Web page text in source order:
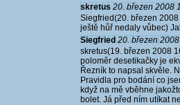
skretus 20. březen 2008
Siegfried(20. březen
ještě hůř nedaly vůbec)
Siegfried 20. březen
skretus(19. březen 2008
poloměr desetikačky je
Řezník to napsal skvěle.
Pravidla pro bodání co
když na mě vběhne
bolet. Já před ním utíkat